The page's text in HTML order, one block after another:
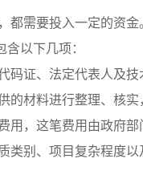
都需要投入一定的资
以下几项：
证、法定代表人及技
材料进行整理、核实
用，这笔费用由政府部
别、项目复杂程度以